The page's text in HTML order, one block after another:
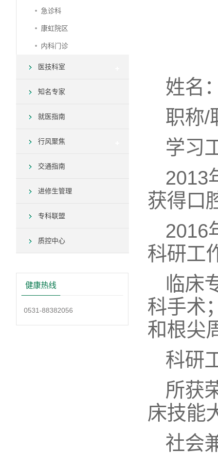
急诊科
康虹院区
内科门诊
医技科室
知名专家
就医指南
行风聚焦
交通指南
进修生管理
专科联盟
质控中心
健康热线
0531-88382056
姓名
职称/
学习
2013
获得口
2016
科研工
临床
科手术
和根尖
科研
所获
床技能
社会